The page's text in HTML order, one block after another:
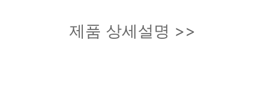
제품 상세설명 >>